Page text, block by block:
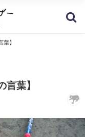
葉】
言葉】